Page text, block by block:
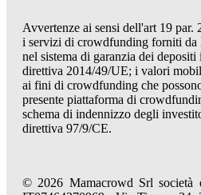
Avvertenze ai sensi dell'art 19 par.
i servizi di crowdfunding forniti da
nel sistema di garanzia dei
direttiva 2014/49/UE; i valori
ai fini di crowdfunding che
presente piattaforma di
schema di indennizzo degli
direttiva 97/9/CE.
© 2026 Mamacrowd Srl società